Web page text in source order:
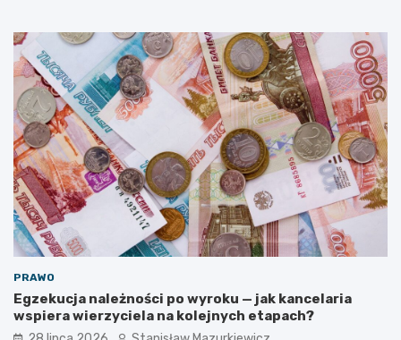
PRAWO
Egzekucja należności po wyroku — jak kancelaria
wspiera wierzyciela na kolejnych etapach?